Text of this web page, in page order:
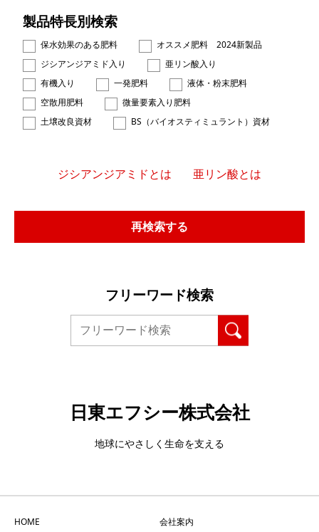
製品特長別検索
保水効果のある肥料
オススメ肥料 2024新製品
ジシアンジアミド入り
亜リン酸入り
有機入り
一発肥料
液体・粉末肥料
空散用肥料
微量要素入り肥料
土壌改良資材
BS（バイオスティミュラント）資材
ジシアンジアミドとは 亜リン酸とは
再検索する
フリーワード検索
日東エフシー株式会社
地球にやさしく生命を支える
HOME 会社案内